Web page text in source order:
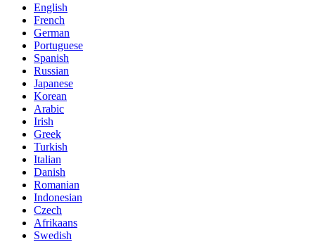
English
French
German
Portuguese
Spanish
Russian
Japanese
Korean
Arabic
Irish
Greek
Turkish
Italian
Danish
Romanian
Indonesian
Czech
Afrikaans
Swedish